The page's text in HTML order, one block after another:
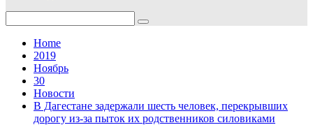
for:
Home
2019
Ноябрь
30
Новости
В Дагестане задержали шесть человек, перекрывших
дорогу из-за пыток их родственников силовиками